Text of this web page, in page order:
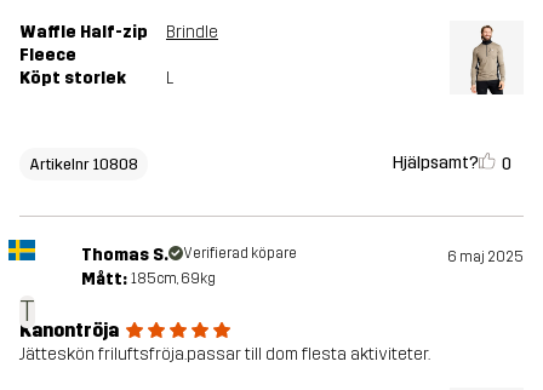
Waffle Half-zip
Fleece
Brindle
Köpt storlek L
Artikelnr 10808 Hjälpsamt? 0
T
Thomas S. Verifierad köpare 6 maj 2025
Mått: 185cm, 69kg
Kanontröja
Jätteskön friluftsfröja.passar till dom flesta aktiviteter.